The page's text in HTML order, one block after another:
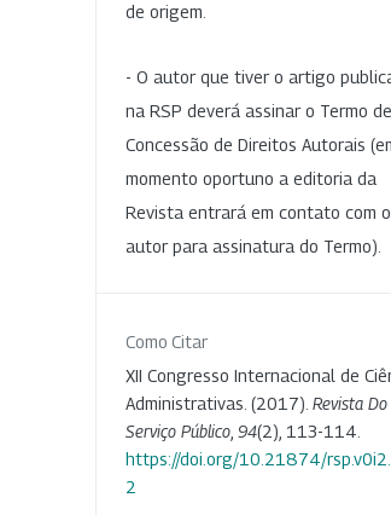
de origem.
- O autor que tiver o artigo
na RSP deverá assinar o Termo de
Concessão de Direitos Autorais
momento oportuno a editoria da
Revista entrará em contato com o
autor para assinatura do Termo).
Como Citar
XII Congresso Internacional de
Administrativas. (2017). Revista Do
Serviço Público 94(2), 113-114.
https://doi.org/10.21874/
2